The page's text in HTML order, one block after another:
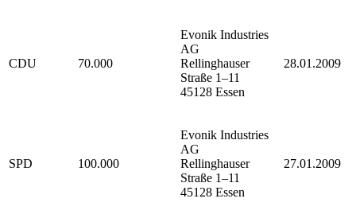
CDU 70.000
Evonik Industries
AG
Rellinghauser
Straße 1–11
45128 Essen
28.01.2009
SPD 100.000
Evonik Industries
AG
Rellinghauser
Straße 1–11
45128 Essen
27.01.2009